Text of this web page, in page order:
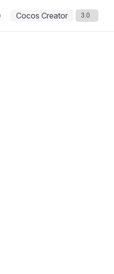
Cocos Creator